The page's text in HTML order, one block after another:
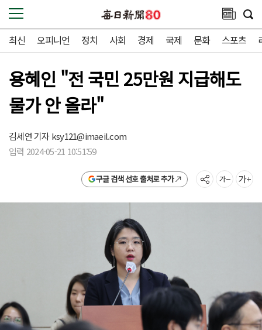
최신 오피니언 정치 사회 경제 국제 문화 스포츠
용혜인 "전 국민 25만원 지급해도
물가 안 올라"
김세연 기자ksy121@imaeil.com
입력 2024-05-21 10:51:59
구글 검색 선호 출처로 추가